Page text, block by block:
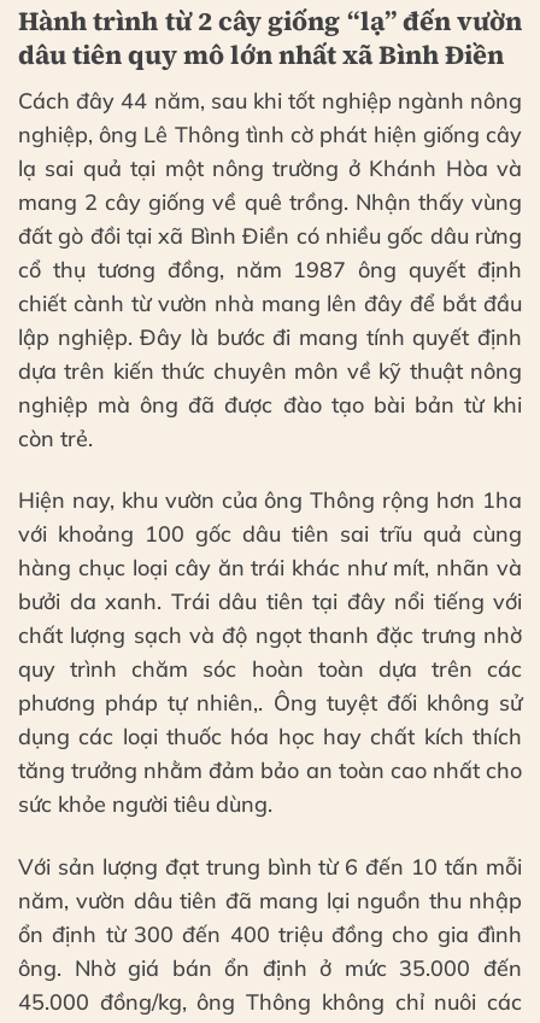
Hành trình từ 2 cây giống “lạ” đến vườn
dâu tiên quy mô lớn nhất xã Bình Điền
Cách đây 44 năm, sau khi tốt nghiệp ngành nông
nghiệp, ông Lê Thông tình cờ phát hiện giống cây
lạ sai quả tại một nông trường ở Khánh Hòa và
mang 2 cây giống về quê trồng. Nhận thấy vùng
đất gò đồi tại xã Bình Điền có nhiều gốc dâu rừng
cổ thụ tương đồng, năm 1987 ông quyết định
chiết cành từ vườn nhà mang lên đây để bắt đầu
lập nghiệp. Đây là bước đi mang tính quyết định
dựa trên kiến thức chuyên môn về kỹ thuật nông
nghiệp mà ông đã được đào tạo bài bản từ khi
còn trẻ.
Hiện nay, khu vườn của ông Thông rộng hơn 1ha
với khoảng 100 gốc dâu tiên sai trĩu quả cùng
hàng chục loại cây ăn trái khác như mít, nhãn và
bưởi da xanh. Trái dâu tiên tại đây nổi tiếng với
chất lượng sạch và độ ngọt thanh đặc trưng nhờ
quy trình chăm sóc hoàn toàn dựa trên các
phương pháp tự nhiên,. Ông tuyệt đối không sử
dụng các loại thuốc hóa học hay chất kích thích
tăng trưởng nhằm đảm bảo an toàn cao nhất cho
sức khỏe người tiêu dùng.
Với sản lượng đạt trung bình từ 6 đến 10 tấn mỗi
năm, vườn dâu tiên đã mang lại nguồn thu nhập
ổn định từ 300 đến 400 triệu đồng cho gia đình
ông. Nhờ giá bán ổn định ở mức 35.000 đến
45.000 đồng/kg, ông Thông không chỉ nuôi các